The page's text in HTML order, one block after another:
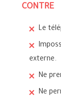
CONTRE
Le
externe.
Ne
Ne